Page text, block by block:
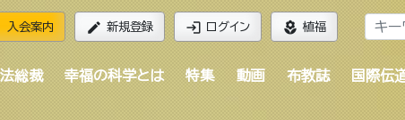
入会案内 edit 新規登録 login ログイン local_florist 植福
総裁 幸福の科学とは 特集 動画 布教誌 国際伝